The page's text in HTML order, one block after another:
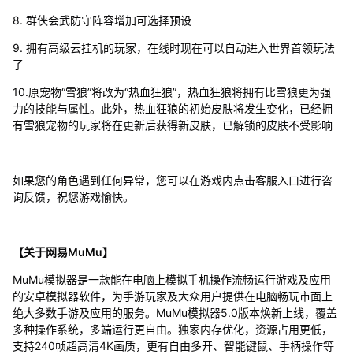
8. 群侠会武防守阵容增加可选择预设
9. 拥有高级云挂机的玩家，在线时现在可以自动进入世界首领玩法
了
10.原宠物“雪狼”将改为“热血狂狼”，热血狂狼将拥有比雪狼更为强
力的技能与属性。此外，热血狂狼的初始皮肤将发生变化，已经拥
有雪狼宠物的玩家将在更新后获得新皮肤，已解锁的皮肤不受影响
如果您的角色遇到任何异常，您可以在游戏内点击客服入口进行咨
询反馈，祝您游戏愉快。
【关于网易MuMu】
MuMu模拟器是一款能在电脑上模拟手机操作流畅运行游戏及应用
的安卓模拟器软件，为手游玩家及大众用户提供在电脑畅玩市面上
绝大多数手游及应用的服务。MuMu模拟器5.0版本焕新上线，覆盖
多种操作系统，多端运行更自由。独家内存优化，资源占用更低，
支持240帧超高清4K画质，更有自由多开、智能键鼠、手柄操作等